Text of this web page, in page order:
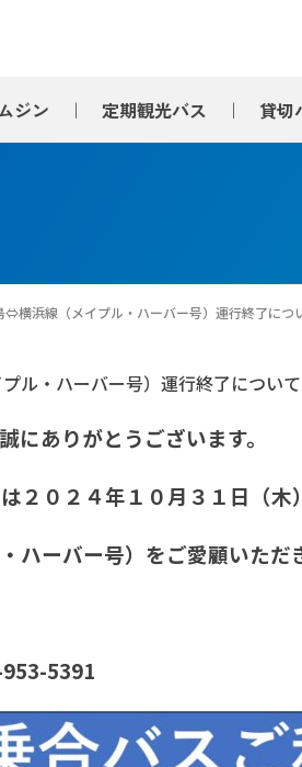
ジン 定期観光バス 貸切
⇔横浜線（メイプル・ハーバー号）運行終了につ
ル・ハーバー号）運行終了について
にありがとうございます。
２０２４年１０月３１日（木
ハーバー号）をご愛顧いただ
5391